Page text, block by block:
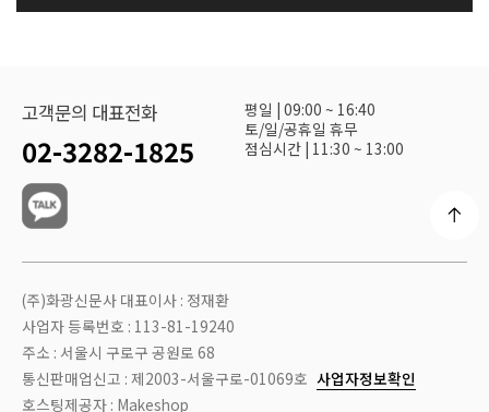
고객문의 대표전화
02-3282-1825
평일 | 09:00 ~ 16:40
토/일/공휴일 휴무
점심시간 | 11:30 ~ 13:00
(주)화광신문사 대표이사 : 정재환
사업자 등록번호 : 113-81-19240
주소 : 서울시 구로구 공원로 68
통신판매업신고 : 제2003-서울구로-01069호 사업자정보확인
호스팅제공자 : Makeshop